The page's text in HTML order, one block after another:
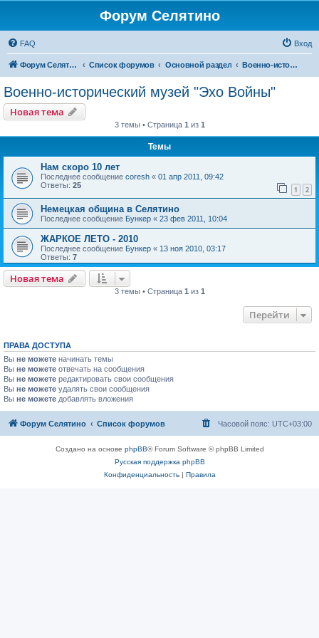
Форум Селятино
FAQ Вход
Форум Селятино Список форумов Основной раздел Военно-исторический музей "Эхо Войны"
Военно-исторический музей "Эхо Войны"
Новая тема
3 темы • Страница 1 из 1
Темы
Нам скоро 10 лет
Последнее сообщение coresh « 01 апр 2011, 09:42
Ответы: 25 1 2
Немецкая община в Селятино
Последнее сообщение Бункер « 23 фев 2011, 10:04
ЖАРКОЕ ЛЕТО - 2010
Последнее сообщение Бункер « 13 ноя 2010, 03:17
Ответы: 7
Новая тема
3 темы • Страница 1 из 1
Перейти
ПРАВА ДОСТУПА
Вы не можете начинать темы
Вы не можете отвечать на сообщения
Вы не можете редактировать свои сообщения
Вы не можете удалять свои сообщения
Вы не можете добавлять вложения
Форум Селятино Список форумов Часовой пояс: UTC+03:00
Создано на основе phpBB® Forum Software © phpBB Limited
Русская поддержка phpBB
Конфиденциальность| Правила